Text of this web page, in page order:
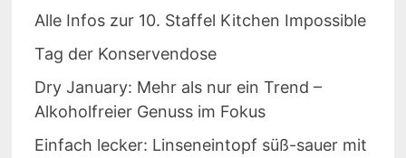
Alle Infos zur 10. Staffel Kitchen Impossible
Tag der Konservendose
Dry January: Mehr als nur ein Trend –
Alkoholfreier Genuss im Fokus
Einfach lecker: Linseneintopf süß-sauer mit